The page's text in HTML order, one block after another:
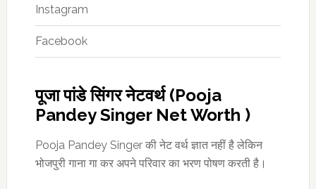
Instagram
Facebook
पूजा पांडे सिंगर नेटवर्थ (Pooja
Pandey Singer Net Worth )
Pooja Pandey Singer की नेट वर्थ ज्ञात नहीं है लेकिन
भोजपुरी गाना गा कर अपने परिवार का भरण पोषण करती है।